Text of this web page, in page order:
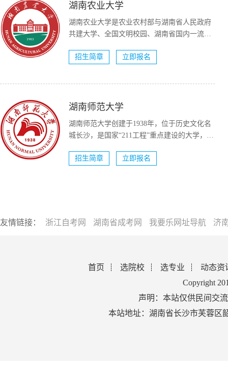
湖南农业大学
湖南农业大学是农业农村部与湖南省人民政府
共建大学、全国文明校园、湖南省国内一流大
招生简章
立即报名
湖南师范大学
湖南师范大学创建于1938年，位于历史文化名
城长沙，是国家“211工程”重点建设的大学，国
招生简章
立即报名
友情链接： 浙江自考网 湖南省成考网 我要乐网址导航 济
首页 选院校 选专业
动态资
Copyright
声明：本站仅供民间交
本站地址：湖南省长沙市芙蓉区